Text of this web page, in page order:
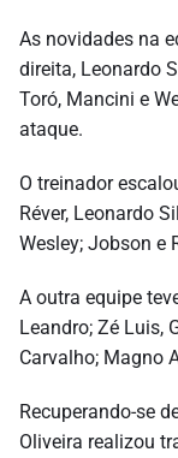
As novidades na
direita, Leonardo
Toró, Mancini e
ataque.
O treinador
Réver, Leonardo
Wesley; Jobson e
A outra equipe
Leandro; Zé Luis,
Carvalho; Magno
Recuperando-se
Oliveira realizou